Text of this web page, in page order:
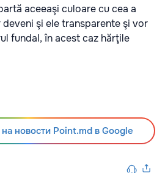
aceeaşi culoare cu cea a
şi ele transparente şi vor
fundal, în acest caz hărţile
новости Point.md в Google